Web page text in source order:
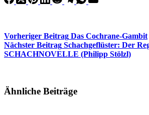
Vorheriger Beitrag Das Cochrane-Gambit
Nächster Beitrag Schachgeflüster: Der
SCHACHNOVELLE (Philipp Stölzl)
Ähnliche Beiträge